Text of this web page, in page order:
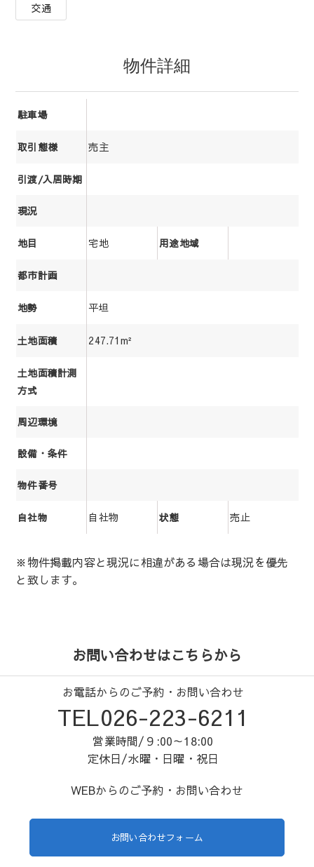
交通
物件詳細
駐車場
取引態様 売主
引渡/入居時期
現況
地目 宅地 用途地域
都市計画
地勢 平坦
土地面積 247.71m²
土地面積計測
方式
周辺環境
設備・条件
物件番号
自社物 自社物 状態 売止
※物件掲載内容と現況に相違がある場合は現況を優先
と致します。
お問い合わせはこちらから
お電話からのご予約・お問い合わせ
TEL026-223-6211
営業時間/９:00～18:00
定休日/水曜・日曜・祝日
WEBからのご予約・お問い合わせ
お問い合わせフォーム